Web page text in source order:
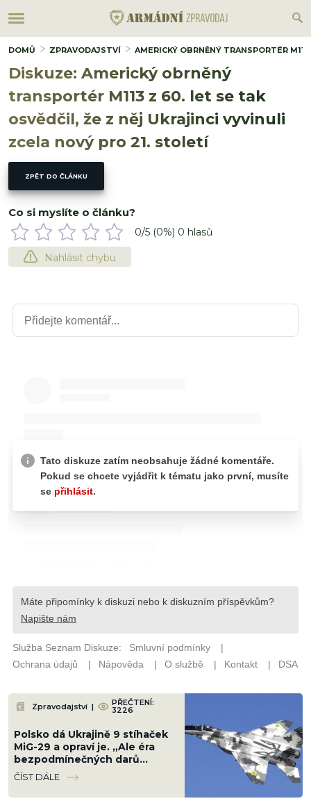
DOMŮ ZPRAVODAJSTVÍ AMERICKÝ OBRNĚNÝ TRANSPORTÉR
Diskuze: Americký obrněný
transportér M113 z 60. let se tak
osvědčil, že z něj Ukrajinci vyvinuli
zcela nový pro 21. století
ZPĚT DO ČLÁNKU
Co si myslíte o článku?
0/5 (0%) 0 hlasů
Nahlásit chybu
Zpravodajství | PŘEČTENÍ:
3226
Polsko dá Ukrajině 9 stíhaček
MiG-29 a opraví je. „Ale éra
bezpodmínečných darů
skončila,“ vzkázala Varšava
ČÍST DÁLE